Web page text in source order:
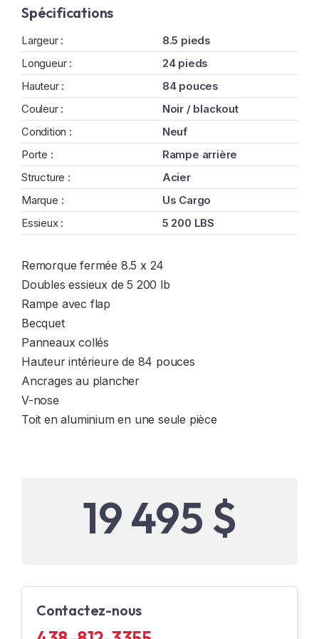
Spécifications
Largeur :
8.5 pieds
Longueur :
24 pieds
Hauteur :
84 pouces
Couleur :
Noir / blackout
Condition :
Neuf
Porte :
Rampe arrière
Structure :
Acier
Marque :
Us Cargo
Essieux :
5 200 LBS
Remorque fermée 8.5 x 24
Doubles essieux de 5 200 lb
Rampe avec flap
Becquet
Panneaux collés
Hauteur intérieure de 84 pouces
Ancrages au plancher
V-nose
Toit en aluminium en une seule pièce
19 495 $
Contactez-nous